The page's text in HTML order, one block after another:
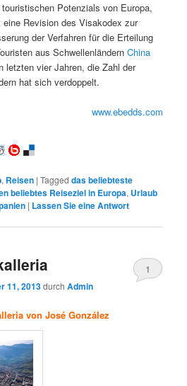
Potenzials von Europa,
Revision des Visakodex zur
der Verfahren für die Erteilung
aus SchwellenländernChina
letzten vier Jahren, die Zahl der
hat sich verdoppelt.
www.ebedds.com
, Reisen |Tagged das beliebteste
beliebtes Reiseziel in Europa, Urlaub
| Lassen Sie eine Antwort
11, 2013durchAdmin
1
von José González